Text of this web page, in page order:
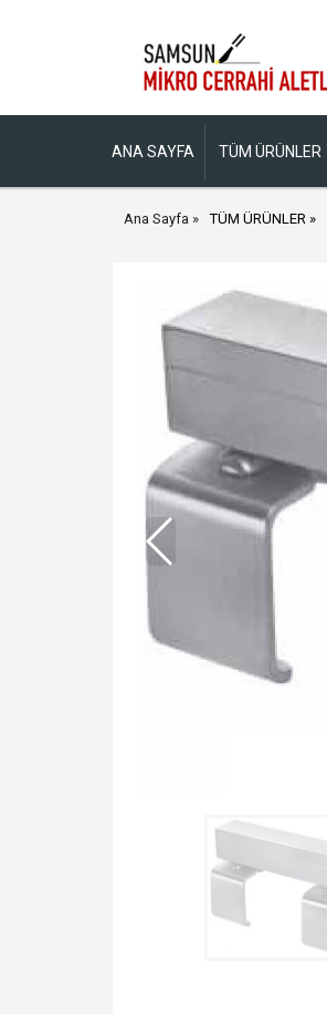
ANA SAYFA TÜM ÜRÜNLER
Ana Sayfa TÜM ÜRÜNLER